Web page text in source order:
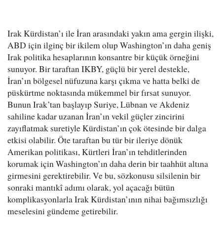
Irak Kürdistan’ı ile İran arasındaki yakın ama gergin ilişki,
ABD için ilginç bir ikilem olup Washington’ın daha geniş
Irak politika hesaplarının konsantre bir küçük örneğini
sunuyor. Bir taraftan IKBY, güçlü bir yerel destekle,
İran’ın bölgesel nüfuzuna karşı çıkma ve hatta belki de
püskürtme noktasında mükemmel bir fırsat sunuyor.
Bunun Irak’tan başlayıp Suriye, Lübnan ve Akdeniz
sahiline kadar uzanan İran’ın vekil güçler zincirini
zayıflatmak suretiyle Kürdistan’ın çok ötesinde bir dalga
etkisi olabilir. Öte taraftan bu tür bir ileriye dönük
Amerikan politikası, Kürtleri İran’ın tehditlerinden
korumak için Washington’ın daha derin bir taahhüt altına
girmesini gerektirebilir. Ve bu, sözkonusu silsilenin bir
sonraki mantıkî adımı olarak, yol açacağı bütün
komplikasyonlarla Irak Kürdistan’ının nihai bağımsızlığı
meselesini gündeme getirebilir.